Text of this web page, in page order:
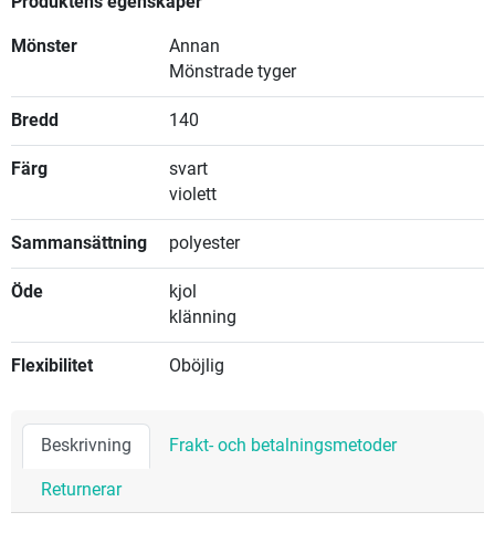
Mönster
Annan
Mönstrade tyger
Bredd 140
Färg
svart
violett
Sammansättning polyester
Öde
kjol
klänning
Flexibilitet Oböjlig
Beskrivning Frakt- och betalningsmetoder
Returnerar